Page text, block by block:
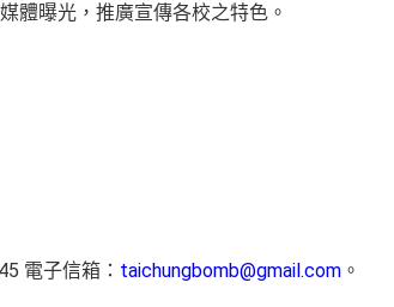
體曝光，推廣宣傳各校之特色。
電子信箱： taichungbomb@gmail.com 。